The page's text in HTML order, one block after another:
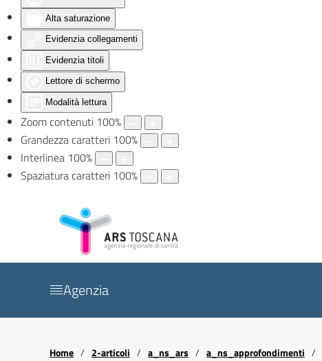
Alta saturazione
Evidenzia collegamenti
Evidenzia titoli
Lettore di schermo
Modalità lettura
Zoom contenuti 100%
Grandezza caratteri 100%
Interlinea 100%
Spaziatura caratteri 100%
Agenzia
Home 2-articoli a_ns_ars a_ns_approfondimenti